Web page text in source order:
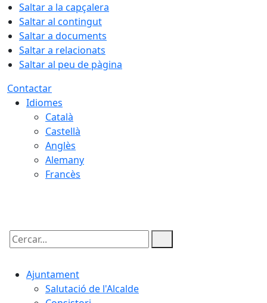
Saltar a la capçalera
Saltar al contingut
Saltar a documents
Saltar a relacionats
Saltar al peu de pàgina
Contactar
Idiomes
Català
Castellà
Anglès
Alemany
Francès
Cercar:
Ajuntament
Salutació de l'Alcalde